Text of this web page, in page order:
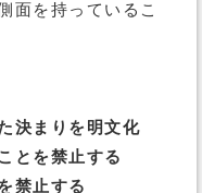
面を持っているこ
決まりを明文化
とを禁止する
禁止する